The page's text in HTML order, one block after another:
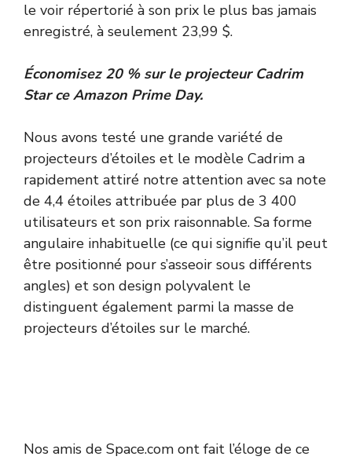
le voir répertorié à son prix le plus bas jamais
enregistré, à seulement 23,99 $.
Économisez 20 % sur le projecteur Cadrim
Star ce Amazon Prime Day.
Nous avons testé une grande variété de
projecteurs d’étoiles et le modèle Cadrim a
rapidement attiré notre attention avec sa note
de 4,4 étoiles attribuée par plus de 3 400
utilisateurs et son prix raisonnable. Sa forme
angulaire inhabituelle (ce qui signifie qu’il peut
être positionné pour s’asseoir sous différents
angles) et son design polyvalent le
distinguent également parmi la masse de
projecteurs d’étoiles sur le marché.
Nos amis de Space.com ont fait l’éloge de ce